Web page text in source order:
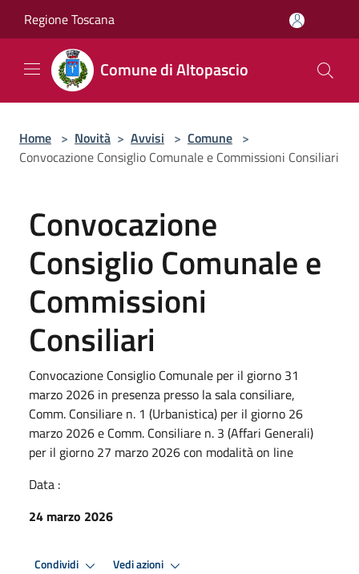
Regione Toscana
Comune di Altopascio
Home > Novità > Avvisi > Comune >
Convocazione Consiglio Comunale e Commissioni Consiliari
Convocazione
Consiglio Comunale e
Commissioni
Consiliari
Convocazione Consiglio Comunale per il giorno 31
marzo 2026 in presenza presso la sala consiliare,
Comm. Consiliare n. 1 (Urbanistica) per il giorno 26
marzo 2026 e Comm. Consiliare n. 3 (Affari Generali)
per il giorno 27 marzo 2026 con modalità on line
Data :
24 marzo 2026
Condividi Vedi azioni